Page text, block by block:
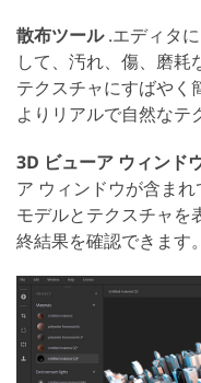
散布ツール.エディタ
して、汚れ、傷、磨耗
テクスチャにすばやく
よりリアルで自然なテ
3D ビューア ウィンド
ア ウィンドウが含ま
モデルとテクスチャを
終結果を確認できます。